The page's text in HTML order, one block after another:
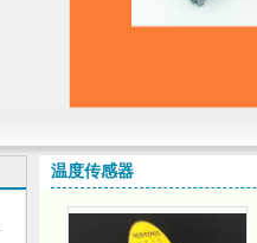
温度传感器